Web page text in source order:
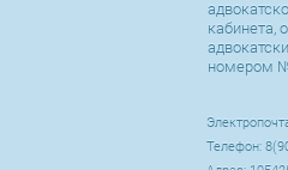
кабинета,
номером
Телефон: